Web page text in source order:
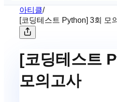
아티클/
[코딩테스트 Python] 3회 모
[코딩테스트
모의고사